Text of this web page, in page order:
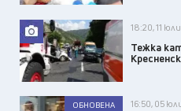
18:20, 11 юли
Тежка
ОБНОВЕНА 16:50, 05